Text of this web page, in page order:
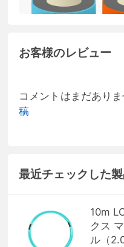
お客様のレビュー
コメントはまだあり
稿
最近チェックした
10m
クス
ル（